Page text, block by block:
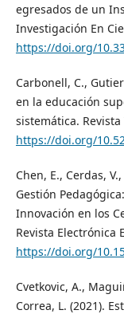
egresados de un
Investigación En
https://doi.org/
Carbonell, C.,
en la educación
sistemática. Revista
https://doi.org/
Chen, E., Cerdas,
Gestión
Innovación en los
Revista Electrónica
https://doi.org/
Cvetkovic, A.,
Correa, L. (2021).